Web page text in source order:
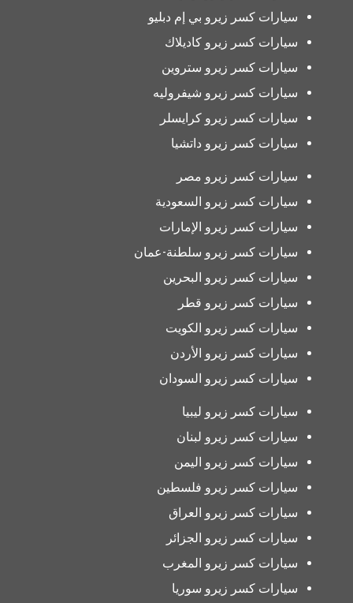
سيارات كسر زيرو بي إم دبليو
سيارات كسر زيرو كاديلاك
سيارات كسر زيرو ستروين
سيارات كسر زيرو شيفروليه
سيارات كسر زيرو كرايسلر
سيارات كسر زيرو داتشيا
سيارات كسر زيرو مصر
سيارات كسر زيرو السعودية
سيارات كسر زيرو الإمارات
سيارات كسر زيرو سلطنة-عمان
سيارات كسر زيرو البحرين
سيارات كسر زيرو قطر
سيارات كسر زيرو الكويت
سيارات كسر زيرو الأردن
سيارات كسر زيرو السودان
سيارات كسر زيرو ليبيا
سيارات كسر زيرو لبنان
سيارات كسر زيرو اليمن
سيارات كسر زيرو فلسطين
سيارات كسر زيرو العراق
سيارات كسر زيرو الجزائر
سيارات كسر زيرو المغرب
سيارات كسر زيرو سوريا